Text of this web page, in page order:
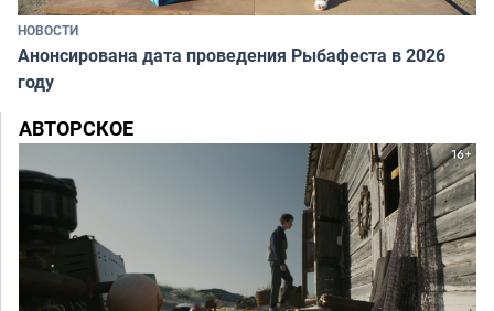
НОВОСТИ
Анонсирована дата проведения Рыбафеста в 2026
году
АВТОРСКОЕ